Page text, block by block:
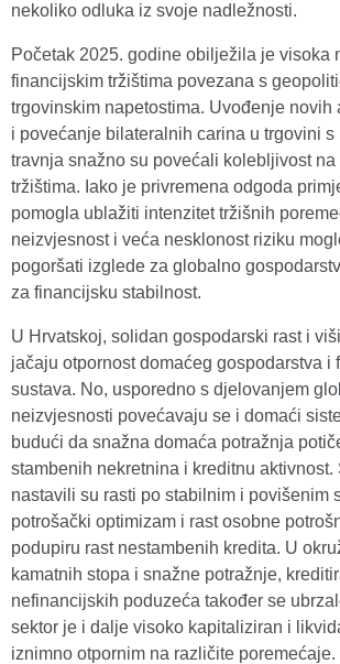
nekoliko odluka iz svoje nadležnosti.
Početak 2025. godine obilježila je visoka
financijskim tržištima povezana s
trgovinskim napetostima. Uvođenje novih
i povećanje bilateralnih carina u trgovini s
travnja snažno su povećali kolebljivost
tržištima. Iako je privremena odgoda
pomogla ublažiti intenzitet tržišnih
neizvjesnost i veća nesklonost riziku
pogoršati izglede za globalno
za financijsku stabilnost.
U Hrvatskoj, solidan gospodarski rast i
jačaju otpornost domaćeg gospodarstva i
sustava. No, usporedno s djelovanjem
neizvjesnosti povećavaju se i domaći
budući da snažna domaća potražnja
stambenih nekretnina i kreditnu aktivnost.
nastavili su rasti po stabilnim i povišenim
potrošački optimizam i rast osobne
podupiru rast nestambenih kredita. U
kamatnih stopa i snažne potražnje,
nefinancijskih poduzeća također se
sektor je i dalje visoko kapitaliziran i
iznimno otpornim na različite